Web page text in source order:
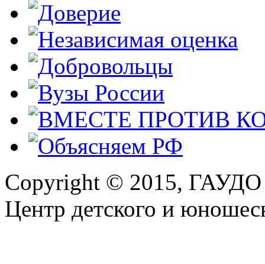
Copyright © 2015, ГАУДО
Центр детского и